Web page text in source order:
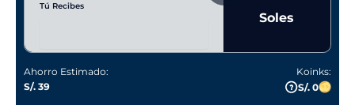
Tú Recibes
Soles
Ahorro Estimado:
S/. 39
Koinks:
S/. 0